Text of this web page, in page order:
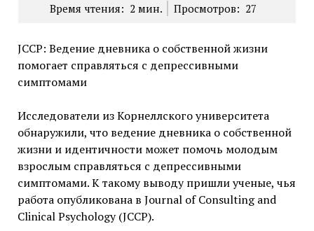
Время чтения: 2 мин. Просмотров: 27
JCCP: Ведение дневника о собственной жизни
помогает справляться с депрессивными
симптомами
Исследователи из Корнеллского университета
обнаружили, что ведение дневника о собственной
жизни и идентичности может помочь молодым
взрослым справляться с депрессивными
симптомами. К такому выводу пришли ученые, чья
работа опубликована в Journal of Consulting and
Clinical Psychology (JCCP).